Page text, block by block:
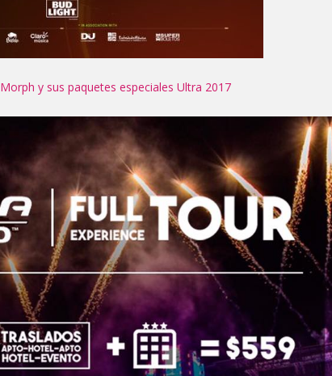
Morph y sus paquetes especiales Ultra 2017